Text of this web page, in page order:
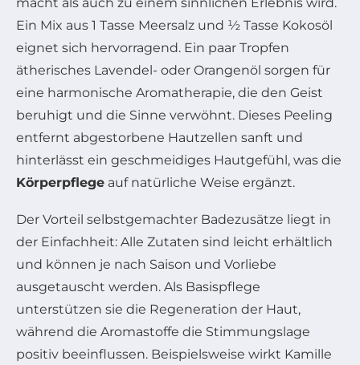
Ein Mix aus 1 Tasse Meersalz und ½ Tasse Kokosöl
eignet sich hervorragend. Ein paar Tropfen
ätherisches Lavendel- oder Orangenöl sorgen für
eine harmonische Aromatherapie, die den Geist
beruhigt und die Sinne verwöhnt. Dieses Peeling
entfernt abgestorbene Hautzellen sanft und
hinterlässt ein geschmeidiges Hautgefühl, was die
Körperpflege auf natürliche Weise ergänzt.
Der Vorteil selbstgemachter Badezusätze liegt in
der Einfachheit: Alle Zutaten sind leicht erhältlich
und können je nach Saison und Vorliebe
ausgetauscht werden. Als Basispflege
unterstützen sie die Regeneration der Haut,
während die Aromastoffe die Stimmungslage
positiv beeinflussen. Beispielsweise wirkt Kamille